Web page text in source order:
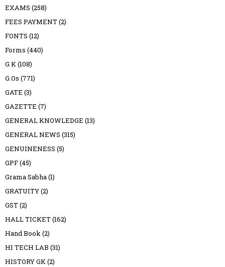
EXAMS (258)
FEES PAYMENT(2)
FONTS (12)
Forms (440)
G K(108)
G.Os (771)
GATE (3)
GAZETTE (7)
GENERAL KNOWLEDGE (13)
GENERAL NEWS (315)
GENUINENESS (5)
GPF(45)
Grama Sabha(1)
GRATUITY(2)
GST(2)
HALL TICKET(162)
Hand Book(2)
HI TECH LAB (31)
HISTORY GK(2)